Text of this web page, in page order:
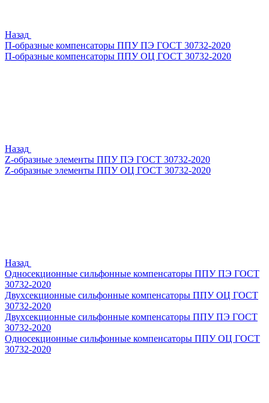
Назад
П-образные компенсаторы ППУ ПЭ ГОСТ 30732-2020
П-образные компенсаторы ППУ ОЦ ГОСТ 30732-2020
Назад
Z-образные элементы ППУ ПЭ ГОСТ 30732-2020
Z-образные элементы ППУ ОЦ ГОСТ 30732-2020
Назад
Односекционные сильфонные компенсаторы ППУ ПЭ ГОСТ
30732-2020
Двухсекционные сильфонные компенсаторы ППУ ОЦ ГОСТ
30732-2020
Двухсекционные сильфонные компенсаторы ППУ ПЭ ГОСТ
30732-2020
Односекционные сильфонные компенсаторы ППУ ОЦ ГОСТ
30732-2020